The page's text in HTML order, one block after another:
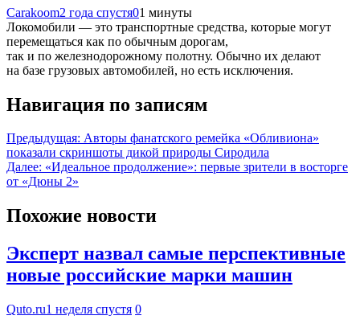
Carakoom2 года спустя01 минуты
Локомобили — это транспортные средства, которые могут
перемещаться как по обычным дорогам,
так и по железнодорожному полотну. Обычно их делают
на базе грузовых автомобилей, но есть исключения.
Навигация по записям
Предыдущая: Авторы фанатского ремейка «Обливиона»
показали скриншоты дикой природы Сиродила
Далее: «Идеальное продолжение»: первые зрители в восторге
от «Дюны 2»
Похожие новости
Эксперт назвал самые перспективные
новые российские марки машин
Quto.ru1 неделя спустя 0